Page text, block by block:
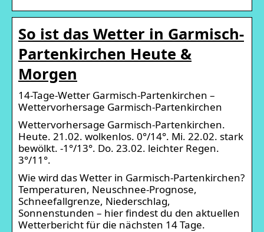
So ist das Wetter in Garmisch-
Partenkirchen Heute &
Morgen
14-Tage-Wetter Garmisch-Partenkirchen –
Wettervorhersage Garmisch-Partenkirchen
Wettervorhersage Garmisch-Partenkirchen.
Heute. 21.02. wolkenlos. 0°/14°. Mi. 22.02. stark
bewölkt. -1°/13°. Do. 23.02. leichter Regen.
3°/11°.
Wie wird das Wetter in Garmisch-Partenkirchen?
Temperaturen, Neuschnee-Prognose,
Schneefallgrenze, Niederschlag,
Sonnenstunden – hier findest du den aktuellen
Wetterbericht für die nächsten 14 Tage.